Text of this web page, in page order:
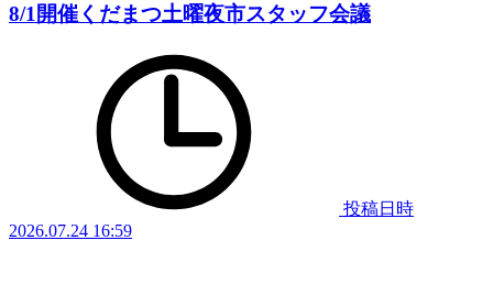
8/1開催くだまつ土曜夜市スタッフ会議
投稿日時
2026.07.24 16:59